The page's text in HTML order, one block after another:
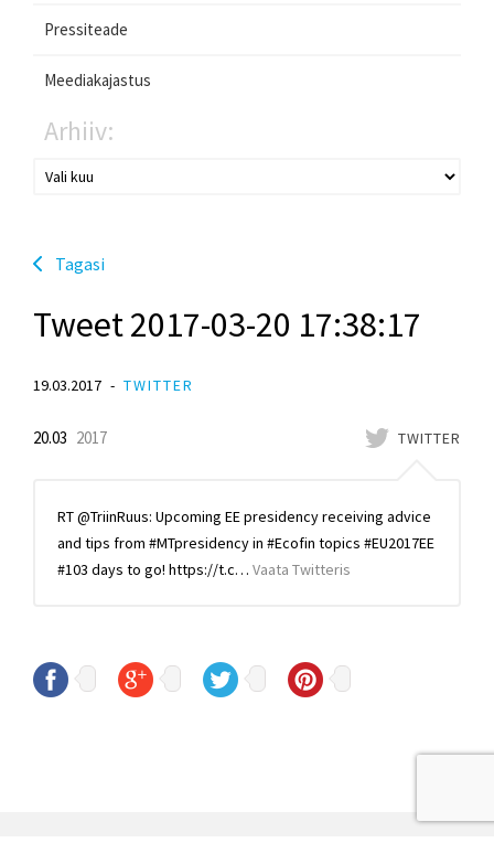
Pressiteade
Meediakajastus
Arhiiv:
Tagasi
Tweet 2017-03-20 17:38:17
19.03.2017 TWITTER
TWITTER
20.03 2017
RT @TriinRuus: Upcoming EE presidency receiving advice
and tips from #MTpresidency in #Ecofin topics #EU2017EE
#103 days to go! https://t.c… Vaata Twitteris